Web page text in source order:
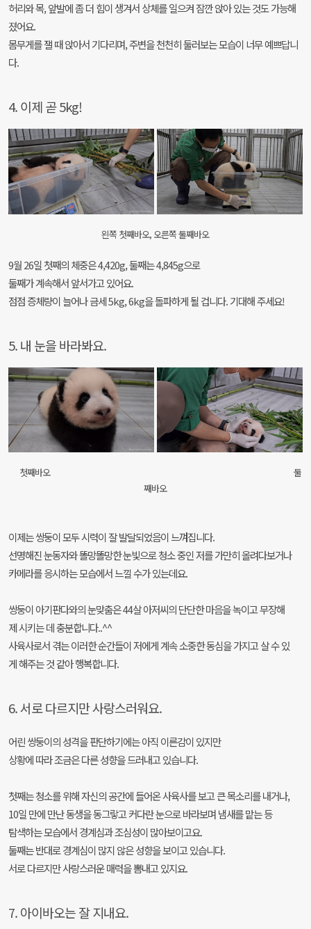
허리와 목, 앞발에 좀 더 힘이 생겨서 상체를 일으켜 잠깐 앉아 있는 것도 가능해
졌어요.
몸무게를 잴 때 앉아서 기다리며, 주변을 천천히 둘러보는 모습이 너무 예쁘답니
다.
4. 이제 곧 5kg!
왼쪽 첫째바오, 오른쪽 둘째바오
9월 26일 첫째의 체중은 4,420g, 둘째는 4,845g으로
둘째가 계속해서 앞서가고 있어요.
점점 증체량이 늘어나 금세 5kg, 6kg을 돌파하게 될 겁니다. 기대해 주세요!
5. 내 눈을 바라봐요.
첫째바오 둘
째바오
이제는 쌍둥이 모두 시력이 잘 발달되었음이 느껴집니다.
선명해진 눈동자와 똘망똘망한 눈빛으로 청소 중인 저를 가만히 올려다보거나
카메라를 응시하는 모습에서 느낄 수가 있는데요.
쌍둥이 아기판다와의 눈맞춤은 44살 아저씨의 단단한 마음을 녹이고 무장해
제 시키는 데 충분합니다..^^
사육사로서 겪는 이러한 순간들이 저에게 계속 소중한 동심을 가지고 살 수 있
게 해주는 것 같아 행복합니다.
6. 서로 다르지만 사랑스러워요.
어린 쌍둥이의 성격을 판단하기에는 아직 이른감이 있지만
상황에 따라 조금은 다른 성향을 드러내고 있습니다.
첫째는 청소를 위해 자신의 공간에 들어온 사육사를 보고 큰 목소리를 내거나,
10일 만에 만난 동생을 동그랗고 커다란 눈으로 바라보며 냄새를 맡는 등
탐색하는 모습에서 경계심과 조심성이 많아보이고요.
둘째는 반대로 경계심이 많지 않은 성향을 보이고 있습니다.
서로 다르지만 사랑스러운 매력을 뽐내고 있지요.
7. 아이바오는 잘 지내요.